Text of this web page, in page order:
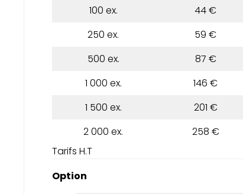
100 ex.
44 €
250 ex.
59 €
500 ex.
87 €
1 000 ex.
146 €
1 500 ex.
201 €
2 000 ex.
258 €
Tarifs H.T
Option